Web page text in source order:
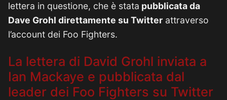
lettera in questione, che è stata pubblicata da
Dave Grohl direttamente su Twitter attraverso
l’account dei Foo Fighters.
La lettera di David Grohl inviata a
Ian Mackaye e pubblicata dal
leader dei Foo Fighters su Twitter